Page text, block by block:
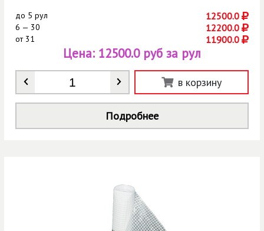
до 5 рул 12500.0
6 — 30 12200.0
от31 11900.0
Количество
Цена: 12500.0 руб за рул
в корзину
Подробнее